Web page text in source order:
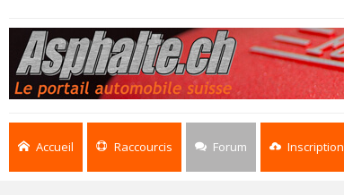
Accueil Raccourcis Forum Inscription